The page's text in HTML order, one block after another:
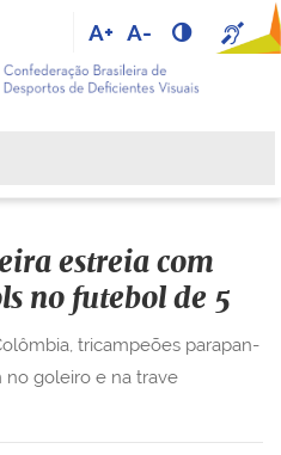
A+ A-
estreia com
no futebol de 5
tricampeões parapan-
no goleiro e na trave